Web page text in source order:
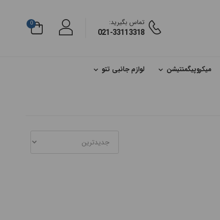
تماس بگیرید:
021-33113318
0
میکروپیگمنتیشن لوازم جانبی تتو